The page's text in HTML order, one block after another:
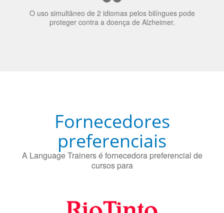
O uso simultâneo de 2 idiomas pelos bilíngues pode
proteger contra a doença de Alzheimer.
Fornecedores
preferenciais
A Language Trainers é fornecedora preferencial de
cursos para